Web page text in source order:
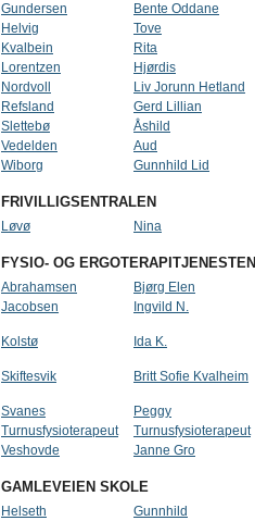
Gundersen
Bente Oddane
Helvig
Tove
Kvalbein
Rita
Lorentzen
Hjørdis
Nordvoll
Liv Jorunn Hetland
Refsland
Gerd Lillian
Slettebø
Åshild
Vedelden
Aud
Wiborg
Gunnhild Lid
FRIVILLIGSENTRALEN
Løvø Nina
FYSIO- OG ERGOTERAPITJENESTEN
Abrahamsen Bjørg Elen
Jacobsen
Ingvild N.
Kolstø Ida K.
Skiftesvik Britt Sofie Kvalheim
Svanes Peggy
Turnusfysioterapeut
Turnusfysioterapeut
Veshovde
Janne Gro
GAMLEVEIEN SKOLE
Helseth Gunnhild